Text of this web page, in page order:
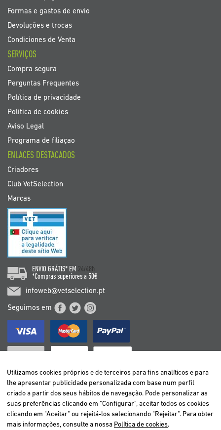
Formas e gastos de envio
Devoluções e trocas
Condiciones de Venta
SERVIÇOS
Compra segura
Perguntas Frequentes
Política de privacidade
Política de cookies
Aviso Legal
Programa de filiaçao
ENLACES DESTACADOS
Criadores
Club VetSelection
Marcas
ENVIO GRÁTIS* EM 24/48h
*Compras superiores a 50€
infoweb@vetselection.pt
Seguimos em
BELGIË / BELGIQUE
DEUTSCHLAND
ESPAÑA
Utilizamos cookies próprios e de terceiros para fins analíticos e para
lhe apresentar publicidade personalizada com base num perfil
criado a partir dos seus hábitos de navegação. Pode personalizar as
suas preferências clicando em "Configurar", aceitar todos os cookies
clicando em "Aceitar" ou rejeitá-los selecionando "Rejeitar". Para obter
mais informações, consulte a nossa Política de cookies.